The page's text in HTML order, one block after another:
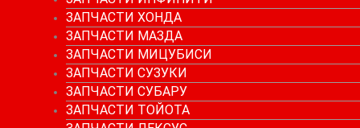
ЗАПЧАСТИ ХОНДА
ЗАПЧАСТИ МАЗДА
ЗАПЧАСТИ МИЦУБИСИ
ЗАПЧАСТИ СУЗУКИ
ЗАПЧАСТИ СУБАРУ
ЗАПЧАСТИ ТОЙОТА